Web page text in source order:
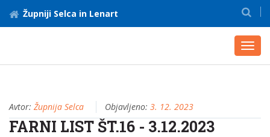
Župniji Selca in Lenart
Avtor: Župnija Selca Objavljeno: 3. 12. 2023
FARNI LIST ŠT.16 - 3.12.2023